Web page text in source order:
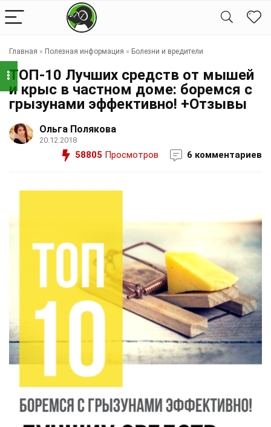
Главная » Полезная информация » Болезни и вредители
ТОП-10 Лучших средств от мышей
и крыс в частном доме: боремся с
грызунами эффективно! +Отзывы
Ольга Полякова
20.12.2018
58805 Просмотров 6 комментариев